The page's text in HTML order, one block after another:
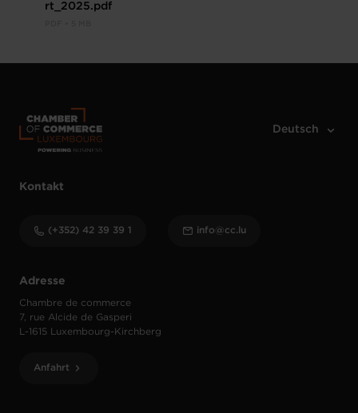
rt_2025.pdf
Adresse
Chambre de commerce
7, rue Alcide de Gasperi
L-1615 Luxembourg-Kirchberg
Anfahrt
Kontakt
(+352) 42 39 39 1 info@cc.lu